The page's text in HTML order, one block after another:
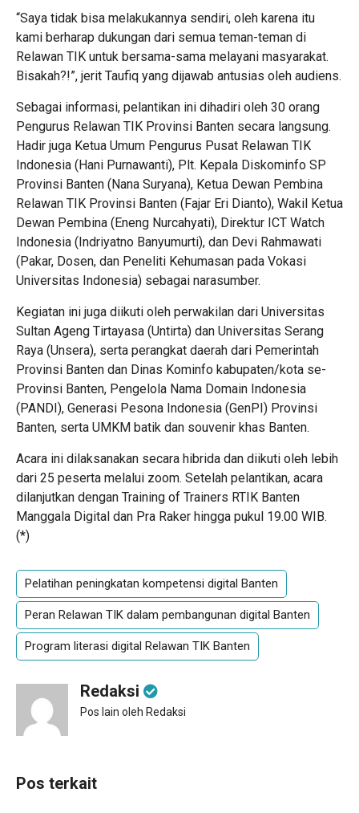
“Saya tidak bisa melakukannya sendiri, oleh karena itu
kami berharap dukungan dari semua teman-teman di
Relawan TIK untuk bersama-sama melayani masyarakat.
Bisakah?!”, jerit Taufiq yang dijawab antusias oleh audiens.
Sebagai informasi, pelantikan ini dihadiri oleh 30 orang
Pengurus Relawan TIK Provinsi Banten secara langsung.
Hadir juga Ketua Umum Pengurus Pusat Relawan TIK
Indonesia (Hani Purnawanti), Plt. Kepala Diskominfo SP
Provinsi Banten (Nana Suryana), Ketua Dewan Pembina
Relawan TIK Provinsi Banten (Fajar Eri Dianto), Wakil Ketua
Dewan Pembina (Eneng Nurcahyati), Direktur ICT Watch
Indonesia (Indriyatno Banyumurti), dan Devi Rahmawati
(Pakar, Dosen, dan Peneliti Kehumasan pada Vokasi
Universitas Indonesia) sebagai narasumber.
Kegiatan ini juga diikuti oleh perwakilan dari Universitas
Sultan Ageng Tirtayasa (Untirta) dan Universitas Serang
Raya (Unsera), serta perangkat daerah dari Pemerintah
Provinsi Banten dan Dinas Kominfo kabupaten/kota se-
Provinsi Banten, Pengelola Nama Domain Indonesia
(PANDI), Generasi Pesona Indonesia (GenPI) Provinsi
Banten, serta UMKM batik dan souvenir khas Banten.
Acara ini dilaksanakan secara hibrida dan diikuti oleh lebih
dari 25 peserta melalui zoom. Setelah pelantikan, acara
dilanjutkan dengan Training of Trainers RTIK Banten
Manggala Digital dan Pra Raker hingga pukul 19.00 WIB.
(*)
Pelatihan peningkatan kompetensi digital Banten
Peran Relawan TIK dalam pembangunan digital Banten
Program literasi digital Relawan TIK Banten
Redaksi
Pos lain oleh Redaksi
Pos terkait